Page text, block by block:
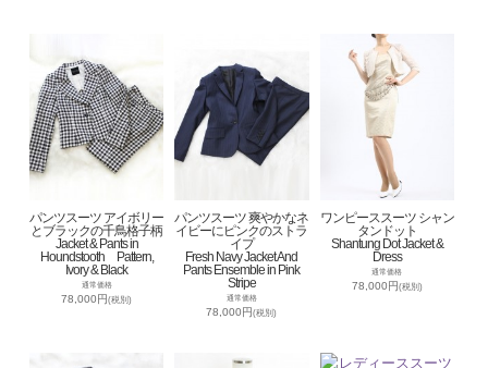
パンツスーツ アイボリー
とブラックの千鳥格子柄
Jacket & Pants in
Houndstooth Pattern,
Ivory & Black
通常価格
78,000円(税別)
パンツスーツ 爽やかなネ
イビーにピンクのストラ
イプ
Fresh Navy Jacket And
Pants Ensemble in Pink
Stripe
通常価格
78,000円(税別)
ワンピーススーツ シャン
タンドット
Shantung Dot Jacket &
Dress
通常価格
78,000円(税別)